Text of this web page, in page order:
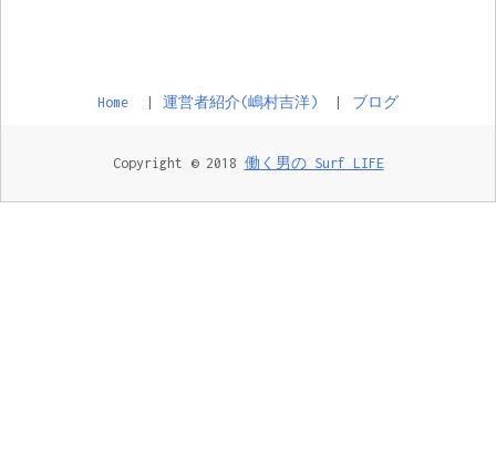
Home 運営者紹介(嶋村吉洋) ブログ
Copyright © 2018 働く男の Surf LIFE